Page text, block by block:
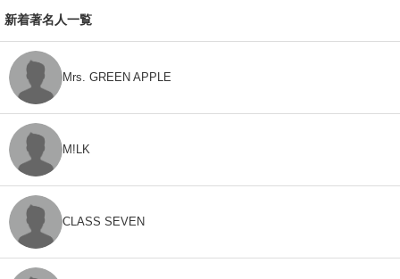
新着著名人一覧
Mrs. GREEN APPLE
M!LK
CLASS SEVEN